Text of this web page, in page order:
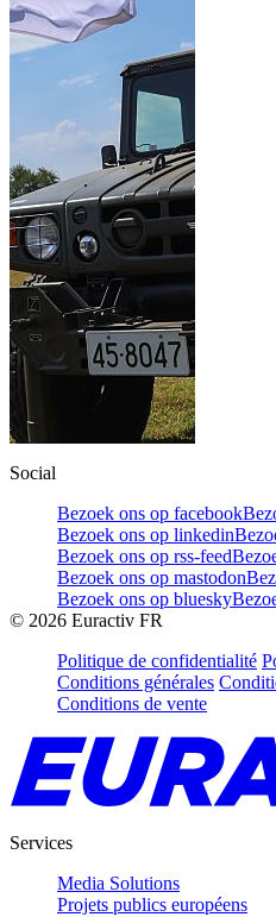
Social
Bezoek ons op facebook
Bezoek ons op linkedin
Bezoek ons op rss-feed
Bezoek ons op mastodon
Bezoek ons op bluesky
© 2026 Euractiv FR
Politique de confidentialité
Conditions générales
Conditions de vente
Services
Media Solutions
Projets publics européens